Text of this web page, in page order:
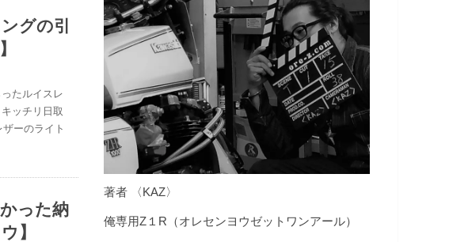
グの引
たルイスレ
ッチリ日取
ーのライト
った納
】
著者 〈KAZ〉
俺専用Z１R（オレセンヨウゼットワンアール）